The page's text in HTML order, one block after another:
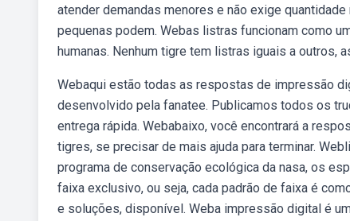
atender demandas menores e não exige
pequenas podem. Webas listras funcionam como
humanas. Nenhum tigre tem listras iguais a outros,
Webaqui estão todas as respostas de impressão
desenvolvido pela fanatee. Publicamos todos os
entrega rápida. Webabaixo, você encontrará a
tigres, se precisar de mais ajuda para terminar.
programa de conservação ecológica da nasa, os
faixa exclusivo, ou seja, cada padrão de faixa é
e soluções, disponível. Weba impressão digital é